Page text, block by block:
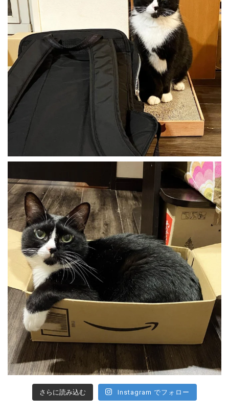
さらに読み込む Instagram でフォロー